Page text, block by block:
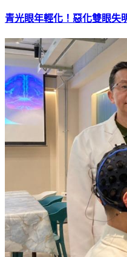
青光眼年輕化！惡化雙眼